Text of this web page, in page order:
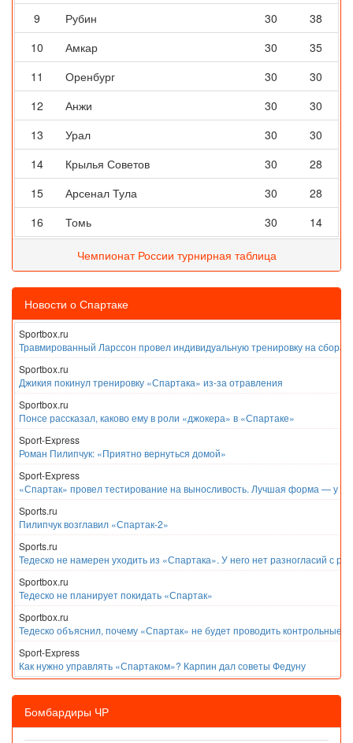
9
Рубин 30
38
10
Амкар 30
35
11
Оренбург 30
30
12
Анжи 30
30
13
Урал 30
30
14
Крылья Советов 30
28
15
Арсенал Тула 30
28
16
Томь 30 14
Чемпионат России турнирная таблица
Новости о Спартаке
Sportbox.ru
Травмированный Ларссон провел индивидуальную тренировку на
Sportbox.ru
Джикия покинул тренировку «Спартака» из-за отравления
Sportbox.ru
Понсе рассказал, каково ему в роли «джокера» в «Спартаке»
Sport-Express
Роман Пилипчук: «Приятно вернуться домой»
Sport-Express
«Спартак» провел тестирование на выносливость. Лучшая форма — у
Sports.ru
Пилипчук возглавил «Спартак-2»
Sports.ru
Тедеско не намерен уходить из «Спартака». У него нет разногласий с
Sportbox.ru
Тедеско не планирует покидать «Спартак»
Sportbox.ru
Тедеско объяснил, почему «Спартак» не будет проводить контрольные
Sport-Express
Как нужно управлять «Спартаком»? Карпин дал советы Федуну
Бомбардиры ЧР